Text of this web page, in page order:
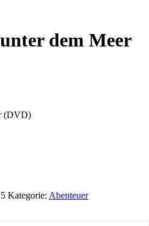
dem Meer
(DVD)
Kategorie: Abenteuer